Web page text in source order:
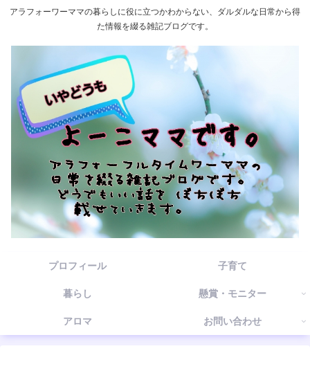
アラフォーワーママの暮らしに役に立つかわからない、ダルダルな日常から得
た情報を綴る雑記ブログです。
プロフィール 子育て
暮らし 懸賞・モニター
アロマ お問い合わせ